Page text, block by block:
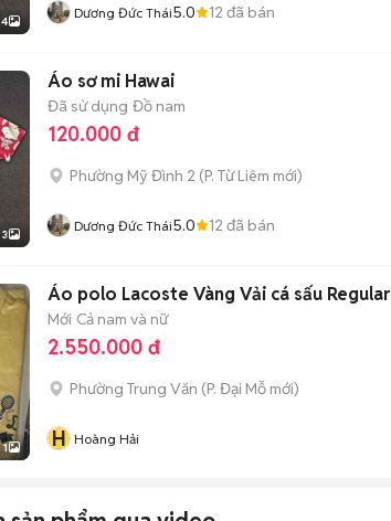
4 Dương Đức Thái5.0 12 đã bán
3
Áo sơ mi Hawai
Đã sử dụng Đồ nam
120.000 đ
Phường Mỹ Đình 2 (P. Từ Liêm mới)
Dương Đức Thái5.0 12 đã bán
1
Áo polo Lacoste Vàng Vải cá sấu Regular
Mới Cả nam và nữ
2.550.000 đ
Phường Trung Văn (P. Đại Mỗ mới)
H Hoàng Hải